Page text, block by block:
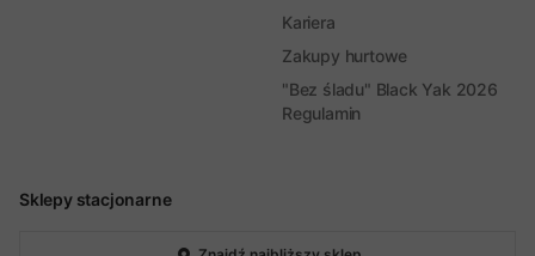
Sklepy stacjonarne
Kariera
Zakupy hurtowe
"Bez śladu" Black Yak 2026
Regulamin